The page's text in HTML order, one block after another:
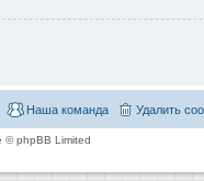
Удалить
Наша команда
© phpBB Limited